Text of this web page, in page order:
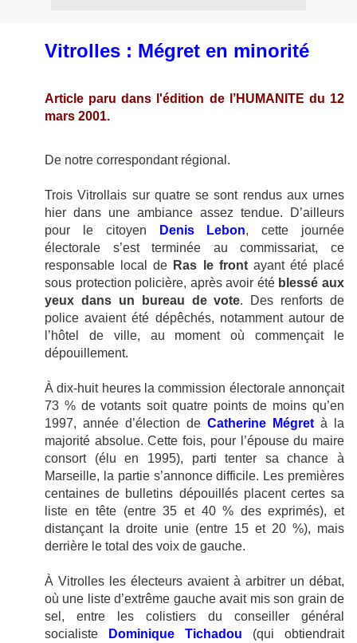
Vitrolles : Mégret en minorité
Article paru dans l'édition de l’HUMANITE du 12
mars 2001.
De notre correspondant régional.
Trois Vitrollais sur quatre se sont rendus aux urnes
hier dans une ambiance assez tendue. D’ailleurs
pour le citoyen
Denis Lebon, cette journée
électorale s’est terminée au commissariat, ce
responsable local de Ras le frontayant été placé
sous protection policière, après avoir été blessé aux
yeux dans un bureau de vote. Des renforts de
police avaient été dépêchés, notamment autour de
l’hôtel de ville, au moment où commençait le
dépouillement.
À dix-huit heures la commission électorale annonçait
73 % de votants soit quatre points de moins qu’en
1997, année d’élection de Catherine Mégret à la
majorité absolue. Cette fois, pour l’épouse du maire
consort (élu en 1995), parti tenter sa chance à
Marseille, la partie s’annonce difficile. Les premières
centaines de bulletins dépouillés placent certes sa
liste en tête (entre 35 et 40 % des exprimés), et
distançant la droite unie (entre 15 et 20 %), mais
derrière le total des voix de gauche.
À Vitrolles les électeurs avaient à arbitrer un débat,
où une liste d’extrême gauche avait mis son grain de
sel, entre les colistiers du conseiller général
socialiste
Dominique Tichadou (qui obtiendrait